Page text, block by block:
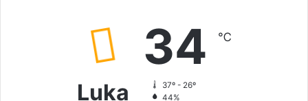
Luka
34 ℃
37º - 26º
44%